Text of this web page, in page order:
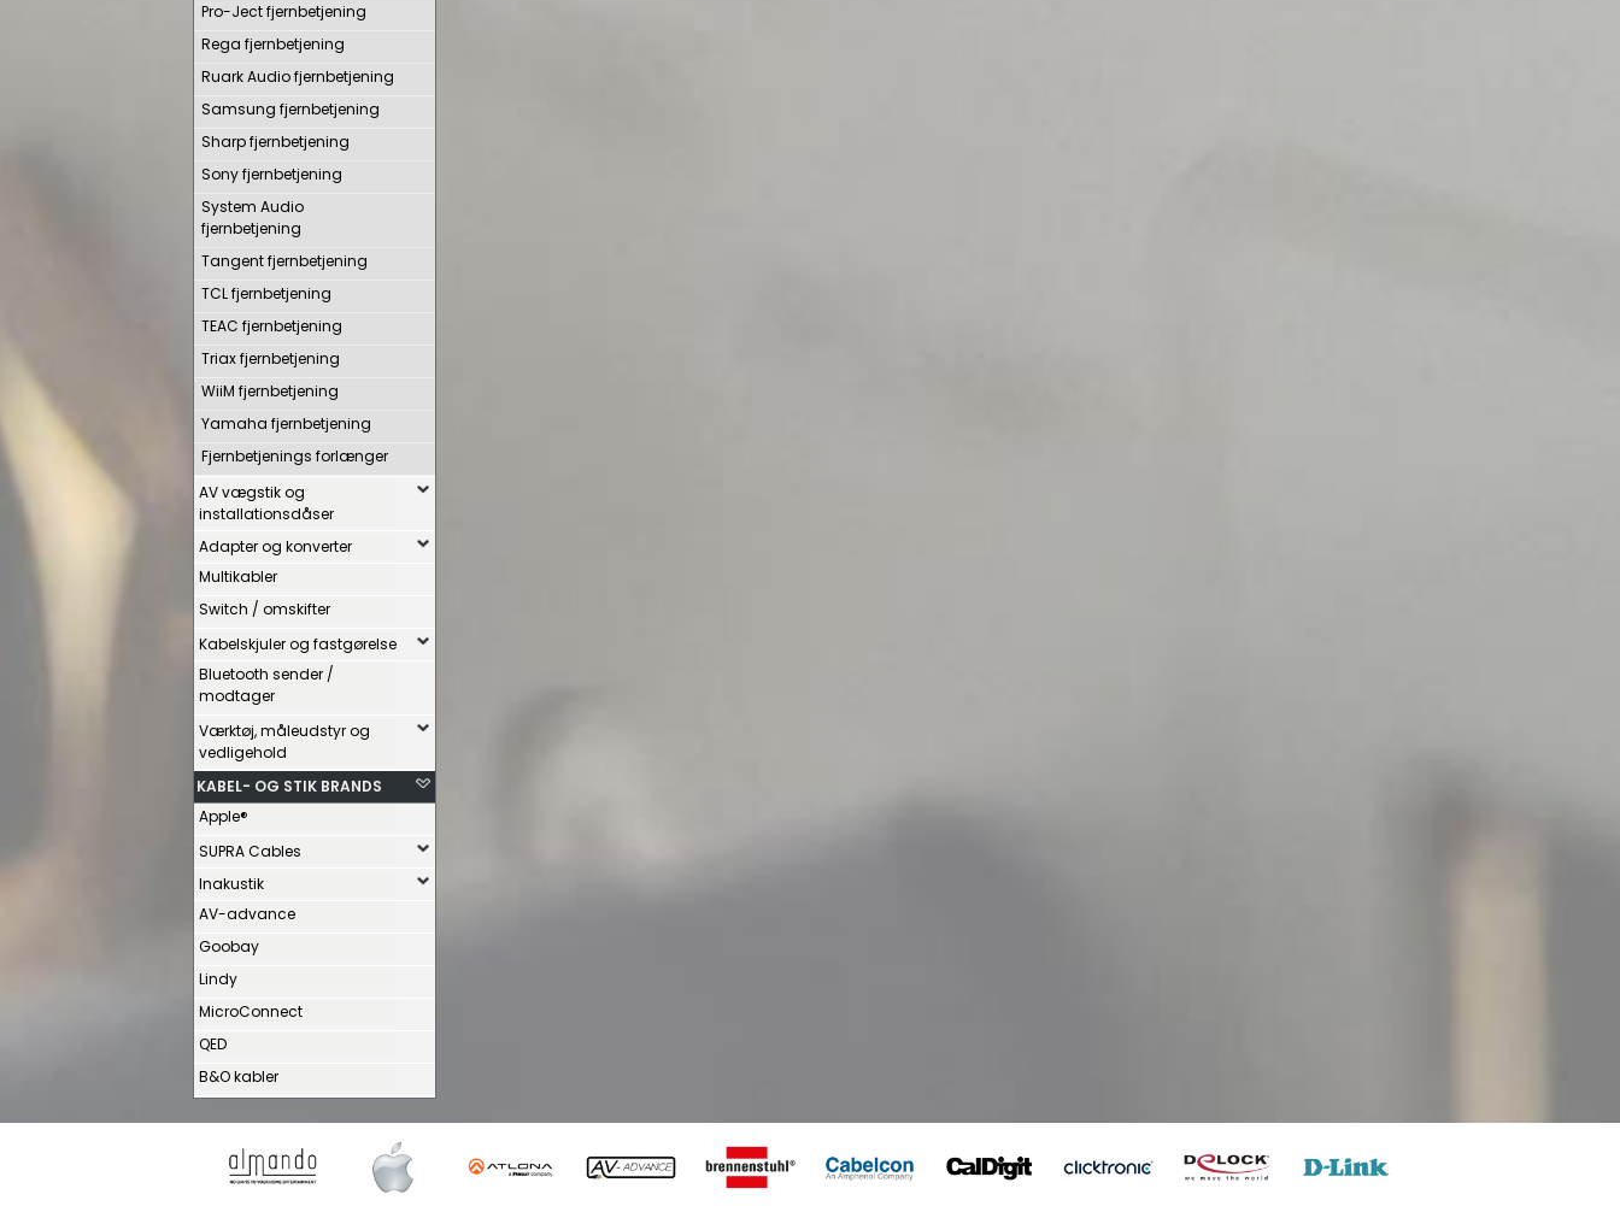
Pro-Ject fjernbetjening
Rega fjernbetjening
Ruark Audio fjernbetjening
Samsung fjernbetjening
Sharp fjernbetjening
Sony fjernbetjening
System Audio
fjernbetjening
Tangent fjernbetjening
TCL fjernbetjening
TEAC fjernbetjening
Triax fjernbetjening
WiiM fjernbetjening
Yamaha fjernbetjening
Fjernbetjenings forlænger
AV vægstik og
installationsdåser
Adapter og konverter
Multikabler
Switch / omskifter
Kabelskjuler og fastgørelse
Bluetooth sender /
modtager
Værktøj, måleudstyr og
vedligehold
KABEL- OG STIK BRANDS
Apple®
SUPRA Cables
Inakustik
AV-advance
Goobay
Lindy
MicroConnect
QED
B&O kabler